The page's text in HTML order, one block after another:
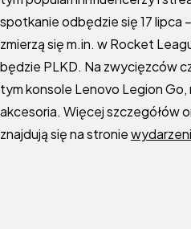
spotkanie odbędzie się 17 lipca
zmierzą się m.in. w Rocket
będzie PLKD. Na zwycięzców
tym konsole Lenovo Legion
akcesoria. Więcej szczegółów
znajdują się na stronie